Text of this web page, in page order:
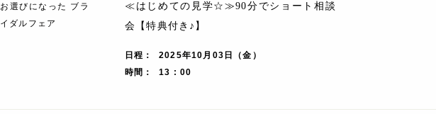
お選びになった ブラ
イダルフェア
≪はじめての見学☆≫90分でショート相談
会【特典付き♪】
日程
2025年10月03日（金）
時間
13 : 00